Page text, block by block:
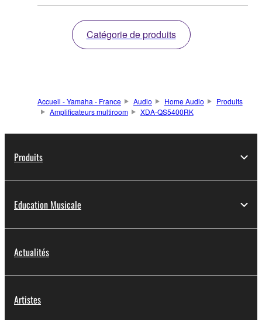
Catégorie de produits
Accueil - Yamaha - France Audio Home Audio
Produits
Amplificateurs multiroom
XDA-QS5400RK
Produits
Education Musicale
Actualités
Artistes